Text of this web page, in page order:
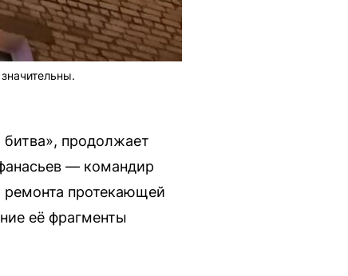
битва», продолжает
— командир
ремонта протекающей
её фрагменты